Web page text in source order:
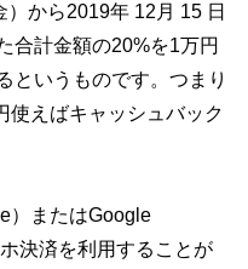
から2019年 12月 15 日
合計金額の20%を1万円
というものです。つまり
使えばキャッシュバック
）またはGoogle
決済を利用することが